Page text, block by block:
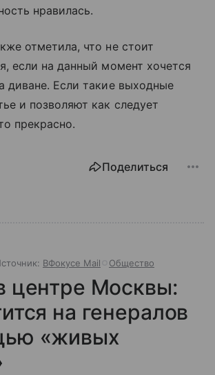
нравилась.
отметила, что не стоит
если на данный момент хочется
диване. Если такие выходные
и позволяют как следует
прекрасно.
Поделиться
ВФокусе Mail Общество
центре Москвы:
на генералов
«живых